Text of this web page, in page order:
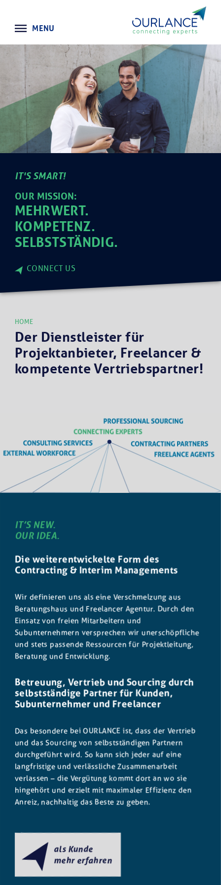
×
HOME
KUNDEN
FREELANCER
COMPLIANCE
NEWS
KONTAKT
ÜBER UNS
MENU
IT'S SMART!
OUR MISSION:
MEHRWERT.
KOMPETENZ.
SELBSTSTÄNDIG.
CONNECT US
HOME
Der Dienstleister für
Projektanbieter, Freelancer &
kompetente Vertriebspartner!
IT’S NEW.
OUR IDEA.
Die weiterentwickelte Form des
Contracting & Interim Managements
Wir definieren uns als eine Verschmelzung aus
Beratungshaus und Freelancer Agentur. Durch den
Einsatz von freien Mitarbeitern und
Subunternehmern versprechen wir unerschöpfliche
und stets passende Ressourcen für Projektleitung,
Beratung und Entwicklung.
Betreuung, Vertrieb und Sourcing durch
selbstständige Partner für Kunden,
Subunternehmer und Freelancer
Das besondere bei OURLANCE ist, dass der Vertrieb
und das Sourcing von selbstständigen Partnern
durchgeführt wird. So kann sich jeder auf eine
langfristige und verlässliche Zusammenarbeit
verlassen – die Vergütung kommt dort an wo sie
hingehört und erzielt mit maximaler Effizienz den
Anreiz, nachhaltig das Beste zu geben.
als Kunde
mehr erfahren